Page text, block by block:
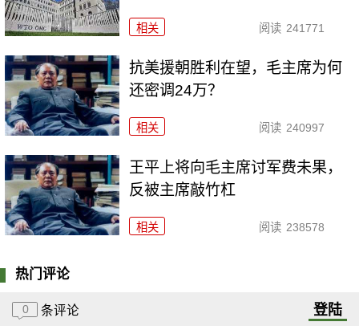
相关 阅读 241771
抗美援朝胜利在望，毛主席为何
还密调24万？
相关 阅读 240997
王平上将向毛主席讨军费未果，
反被主席敲竹杠
相关 阅读 238578
热门评论
0 条评论 登陆